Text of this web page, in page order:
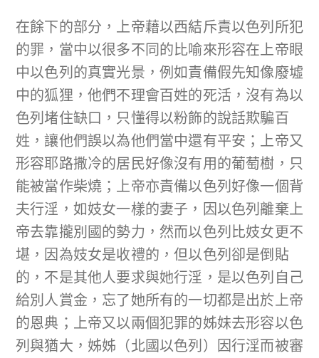
在餘下的部分，上帝藉以西結斥責以色列所犯
的罪，當中以很多不同的比喻來形容在上帝眼
中以色列的真實光景，例如責備假先知像廢墟
中的狐狸，他們不理會百姓的死活，沒有為以
色列堵住缺口，只懂得以粉飾的說話欺騙百
姓，讓他們誤以為他們當中還有平安；上帝又
形容耶路撒冷的居民好像沒有用的葡萄樹，只
能被當作柴燒；上帝亦責備以色列好像一個背
夫行淫，如妓女一樣的妻子，因以色列離棄上
帝去靠攏別國的勢力，然而以色列比妓女更不
堪，因為妓女是收禮的，但以色列卻是倒貼
的，不是其他人要求與她行淫，是以色列自己
給別人賞金，忘了她所有的一切都是出於上帝
的恩典；上帝又以兩個犯罪的姊妹去形容以色
列與猶大，姊姊（北國以色列）因行淫而被審